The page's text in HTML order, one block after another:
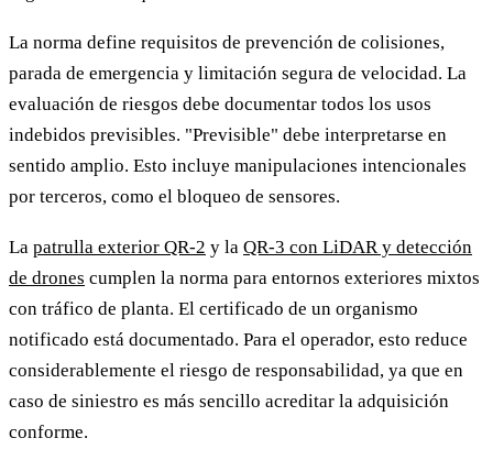
La norma define requisitos de prevención de colisiones,
parada de emergencia y limitación segura de velocidad. La
evaluación de riesgos debe documentar todos los usos
indebidos previsibles. "Previsible" debe interpretarse en
sentido amplio. Esto incluye manipulaciones intencionales
por terceros, como el bloqueo de sensores.
La patrulla exterior QR-2 y la QR-3 con LiDAR y detección
de drones cumplen la norma para entornos exteriores mixtos
con tráfico de planta. El certificado de un organismo
notificado está documentado. Para el operador, esto reduce
considerablemente el riesgo de responsabilidad, ya que en
caso de siniestro es más sencillo acreditar la adquisición
conforme.